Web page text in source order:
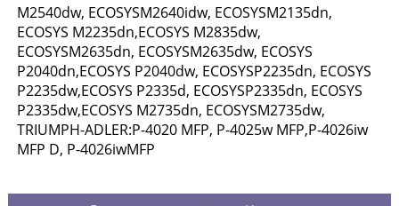
M2540dw, ECOSYSM2640idw, ECOSYSM2135dn,
ECOSYS M2235dn,ECOSYS M2835dw,
ECOSYSM2635dn, ECOSYSM2635dw, ECOSYS
P2040dn,ECOSYS P2040dw, ECOSYSP2235dn, ECOSYS
P2235dw,ECOSYS P2335d, ECOSYSP2335dn, ECOSYS
P2335dw,ECOSYS M2735dn, ECOSYSM2735dw,
TRIUMPH-ADLER:P-4020 MFP, P-4025w MFP,P-4026iw
MFP D, P-4026iwMFP